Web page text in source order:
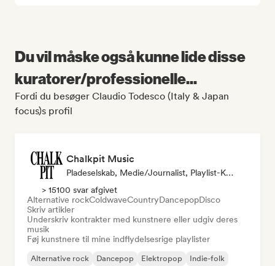
Du vil måske også kunne lide disse
kuratorer/professionelle...
Fordi du besøger Claudio Todesco (Italy & Japan
focus)s profil
Chalkpit Music
Pladeselskab, Medie/journalist, Playlist-Kurator
> 15100 svar afgivet
Alternative rockColdwaveCountryDancepopDisco
Skriv artikler
Underskriv kontrakter med kunstnere eller udgiv deres
musik
Føj kunstnere til mine indflydelsesrige playlister
Alternative rock Dancepop Elektropop
Indie-folk